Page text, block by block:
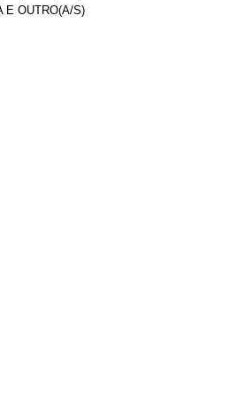
E OUTRO(A/S)